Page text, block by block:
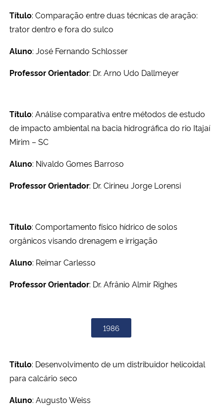
Título: Comparação entre duas técnicas de aração:
trator dentro e fora do sulco
Aluno: José Fernando Schlosser
Professor Orientador: Dr. Arno Udo Dallmeyer
Título: Análise comparativa entre métodos de estudo
de impacto ambiental na bacia hidrográfica do rio Itajaí
Mirim – SC
Aluno: Nivaldo Gomes Barroso
Professor Orientador: Dr. Cirineu Jorge Lorensi
Título: Comportamento físico hídrico de solos
orgânicos visando drenagem e irrigação
Aluno: Reimar Carlesso
Professor Orientador: Dr. Afrânio Almir Righes
1986
Título: Desenvolvimento de um distribuidor helicoidal
para calcário seco
Aluno: Augusto Weiss